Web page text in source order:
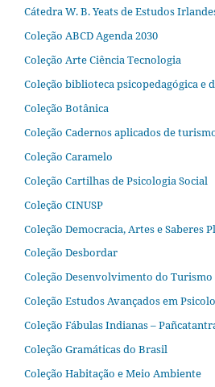
Cátedra W. B. Yeats de Estudos
Coleção ABCD Agenda 2030
Coleção Arte Ciência Tecnologia
Coleção biblioteca psicopedagógica e
Coleção Botânica
Coleção Cadernos aplicados de
Coleção Caramelo
Coleção Cartilhas de Psicologia Social
Coleção CINUSP
Coleção Democracia, Artes e Saberes
Coleção Desbordar
Coleção Desenvolvimento do Turismo
Coleção Estudos Avançados em
Coleção Fábulas Indianas –
Coleção Gramáticas do Brasil
Coleção Habitação e Meio Ambiente